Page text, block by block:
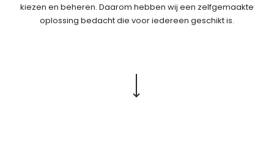
kiezen en beheren. Daarom hebben wij een zelfgemaakte
oplossing bedacht die voor iedereen geschikt is.